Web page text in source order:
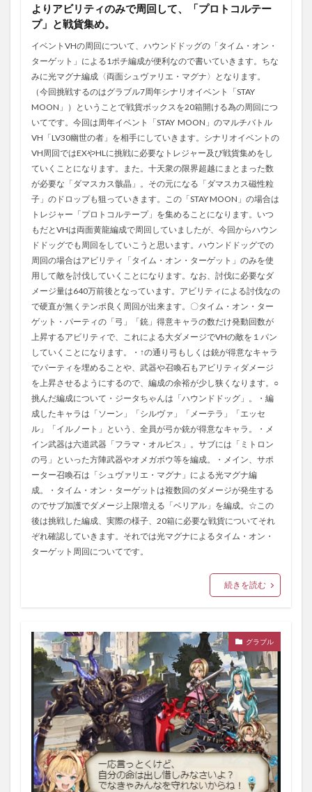
よりアビリティのみで周回して、「プロトコルテー
プ」と戦貨集め。
イベントVHの周回について、ハウンドドッグの「タイム・オン・
ターゲット」による1ポチ編成が便利なので書いていきます。ちな
みに光マグナ編成〈両面シュヴァリエ・マグナ〉となります。
（今回挑戦するのはグラブル7周年シナリオイベント「STAY
MOON」）ということで戦貨ボックスを20箱開ける為の周回につ
いてです。今回は周年イベント「STAY MOON」のマルチバトル
VH「LV30幽世の者」を相手にしていきます。シナリオイベントの
VH周回ではEXやHLに挑戦に必要なトレジャー及び戦貨集めをし
ていくことになります。また。十天衆の限界超越にまとまった数
が必要な「ダマスカス骸晶」。その元になる「ダマスカス磁性粒
子」のドロップも狙っていきます。この「STAY MOON」の場合は
トレジャー「プロトコルテープ」を集めることになります。いつ
もだとVHは両面黄龍編成で周回していましたが、今回からハウン
ドドッグでも周回をしていこうと思います。ハウンドドッグでの
周回の場合はアビリティ「タイム・オン・ターゲット」のみを使
用して敵を討伐していくことになります。なお、討伐に必要なダ
メージ量は640万前後となっています。アビリティによる討伐なの
で硬直が無くテンポ良く周回が出来ます。〇タイム・オン・ター
ゲット・パーティの「弓」「銃」得意キャラの数だけ発動回数が
上昇するアビリティで、これによる大ダメージでVHの敵を１パン
していくことになります。・↑の通り弓もしくは銃が得意なキャラ
でパーティを埋めることや、武器や召喚石もアビリティダメージ
を上昇させるようにするので、編成の余裕が少し狭くなります。○
挑んだ編成について・ジータちゃんは「ハウンドドッグ」。・編
成したキャラは「ソーン」「シルヴァ」「メーテラ」「エッセ
ル」「イルノート」という、全員が弓か銃が得意なキャラ。・メ
イン武器は六道武器「フラマ・オルビス」。サブには「ミトロン
の弓」といった方陣武器やオメガボウ等を編成。・メイン、サポ
ーター召喚石は「シュヴァリエ・マグナ」による光マグナ編
成。・タイム・オン・ターゲットは複数回のダメージが発生する
のでサブ加護でダメージ上限増える「ベリアル」を編成。☆この
後は挑戦した編成、実際の様子、20箱に必要な戦貨についてそれ
ぞれ確認していきます。それでは光マグナによるタイム・オン・
ターゲット周回についてです。
続きを読む
グラブル